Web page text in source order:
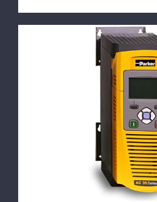
DETTAGLI